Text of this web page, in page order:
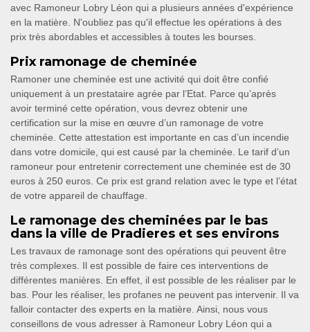
avec Ramoneur Lobry Léon qui a plusieurs années d'expérience
en la matière. N'oubliez pas qu'il effectue les opérations à des
prix très abordables et accessibles à toutes les bourses.
Prix ramonage de cheminée
Ramoner une cheminée est une activité qui doit être confié
uniquement à un prestataire agrée par l’Etat. Parce qu’après
avoir terminé cette opération, vous devrez obtenir une
certification sur la mise en œuvre d’un ramonage de votre
cheminée. Cette attestation est importante en cas d’un incendie
dans votre domicile, qui est causé par la cheminée. Le tarif d’un
ramoneur pour entretenir correctement une cheminée est de 30
euros à 250 euros. Ce prix est grand relation avec le type et l’état
de votre appareil de chauffage.
Le ramonage des cheminées par le bas
dans la ville de Pradieres et ses environs
Les travaux de ramonage sont des opérations qui peuvent être
très complexes. Il est possible de faire ces interventions de
différentes manières. En effet, il est possible de les réaliser par le
bas. Pour les réaliser, les profanes ne peuvent pas intervenir. Il va
falloir contacter des experts en la matière. Ainsi, nous vous
conseillons de vous adresser à Ramoneur Lobry Léon qui a